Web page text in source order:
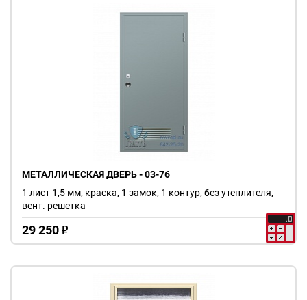
МЕТАЛЛИЧЕСКАЯ ДВЕРЬ - 03-76
29 250 o
1 лист 1,5 мм, краска, 1 замок, 1 контур, без утеплителя,
вент. решетка